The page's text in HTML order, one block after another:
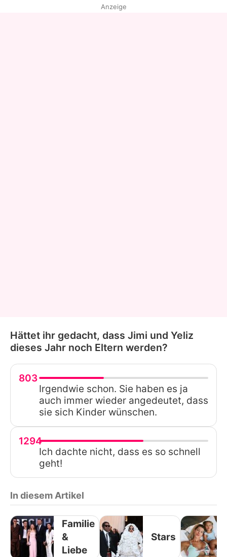
Anzeige
Hättet ihr gedacht, dass Jimi und Yeliz
dieses Jahr noch Eltern werden?
803
Irgendwie schon. Sie haben es ja
auch immer wieder angedeutet, dass
sie sich Kinder wünschen.
1294
Ich dachte nicht, dass es so schnell
geht!
In diesem Artikel
Familie
&
Liebe
Stars